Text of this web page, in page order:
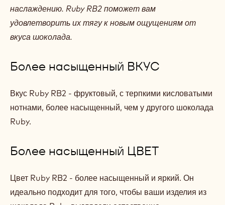
наслаждению. Ruby RB2 поможет вам
удовлетворить их тягу к новым ощущениям от
вкуса шоколада.
Более насыщенный ВКУС
Вкус Ruby RB2 - фруктовый, с терпкими кисловатыми
нотнами, более насыщенный, чем у другого шоколада
Ruby.
Более насыщенный ЦВЕТ
Цвет Ruby RB2 - более насыщенный и яркий. Он
идеально подходит для того, чтобы ваши изделия из